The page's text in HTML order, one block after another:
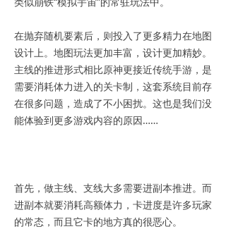
在抛弃随机要素后，则投入了更多精力在地图
设计上。地图玩法更加丰富，设计更加精妙。
主线的推进形式相比原神更接近传统手游，是
需要消耗体力进入的关卡制，这套系统目前存
在很多问题，造成了不小困扰。这也是我们没
能体验到更多游戏内容的原因……
首先，做主线、支线大多需要进副本推进。而
进副本就要消耗高额体力，卡进度是许多玩家
的常态，而且它卡的地方真的很恶心。